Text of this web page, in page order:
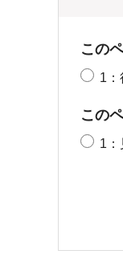
この
1：
この
1：